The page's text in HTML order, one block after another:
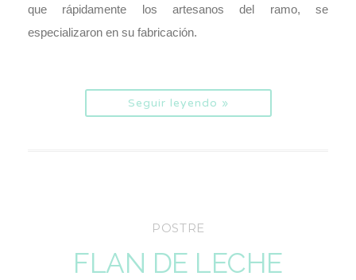
que rápidamente los artesanos del ramo, se
especializaron en su fabricación.
Seguir leyendo »
POSTRE
FLAN DE LECHE